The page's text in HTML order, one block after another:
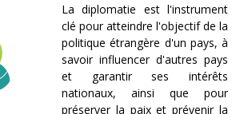
La diplomatie est l'instrument
clé pour atteindre l'objectif de la
politique étrangère d'un pays, à
savoir influencer d'autres pays
et garantir ses intérêts
nationaux, ainsi que pour
préserver la paix et prévenir la